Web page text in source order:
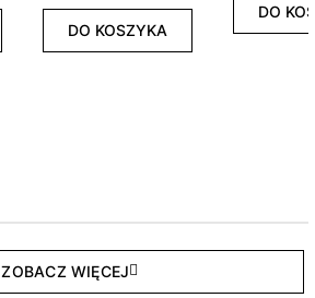
DO KOSZYKA
DO
ZOBACZ WIĘCEJ